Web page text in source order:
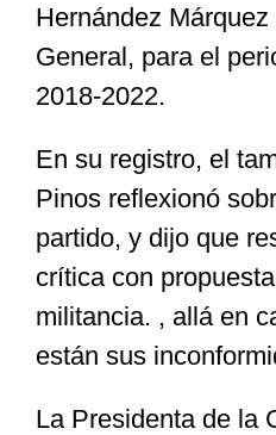
Hernández
General, para el
2018-2022.
En su registro, el
Pinos reflexionó
partido, y dijo que
crítica con
militancia. , allá en
están sus
La Presidenta de la